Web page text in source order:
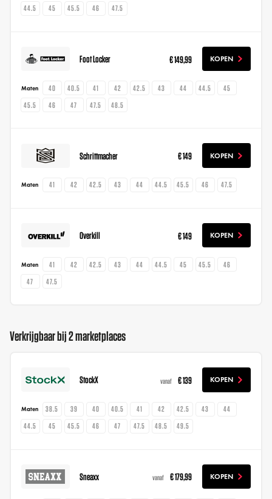
44.5
45 45.5 46 47.5
Foot Locker € 149,99 KOPEN
Maten 40 40.5 41 42 42.5 43 44 44.5
45
45.5
46 47 47.5 48.5
Schrittmacher € 149 KOPEN
Maten 41 42 42.5 43 44 44.5 45.5 46 47.5
Overkill € 149 KOPEN
Maten 41 42 42.5 43 44 44.5 45 45.5
46
47
47.5
Verkrijgbaar bij 2 marketplaces
StockX vanaf € 139 KOPEN
Maten 38.5 39 40 40.5 41 42 42.5 43
44
44.5
45 45.5 46 47 47.5 48.5 49.5
Sneaxx vanaf € 179,99 KOPEN